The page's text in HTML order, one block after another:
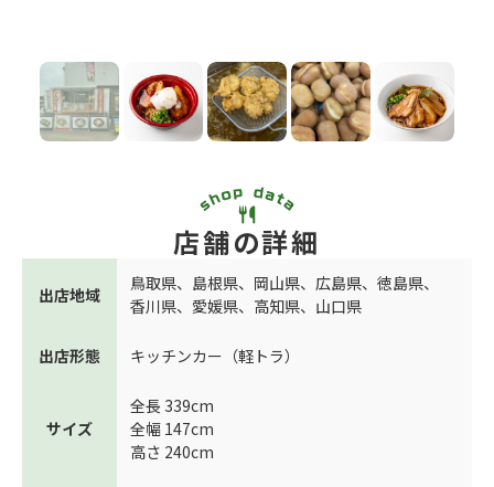
店舗の詳細
出店地域
鳥取県、 島根県、 岡山県、 広島県、 徳島県、
香川県、 愛媛県、 高知県、 山口県
出店形態 キッチンカー（軽トラ）
サイズ
全長 339cm
全幅 147cm
高さ 240cm